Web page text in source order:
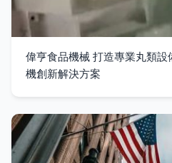
偉亨食品機械 打造專業丸類
機創新解決方案